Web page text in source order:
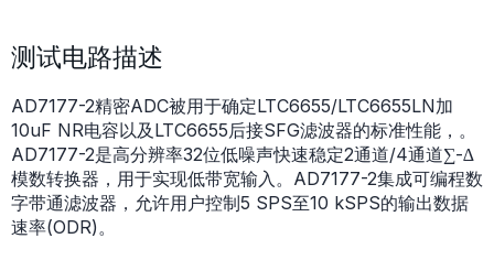
测试电路描述
AD7177-2精密ADC被用于确定LTC6655/LTC6655LN加
10uF NR电容以及LTC6655后接SFG滤波器的标准性能，。
AD7177-2是高分辨率32位低噪声快速稳定2通道/4通道∑-∆
模数转换器，用于实现低带宽输入。AD7177-2集成可编程数
字带通滤波器，允许用户控制5 SPS至10 kSPS的输出数据
速率(ODR)。